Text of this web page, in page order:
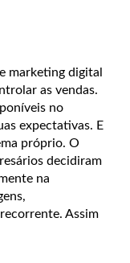
marketing digital
as vendas.
no
expectativas. E
próprio. O
decidiram
na
Assim